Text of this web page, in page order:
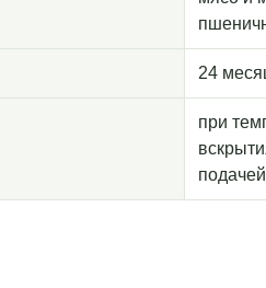
24
при